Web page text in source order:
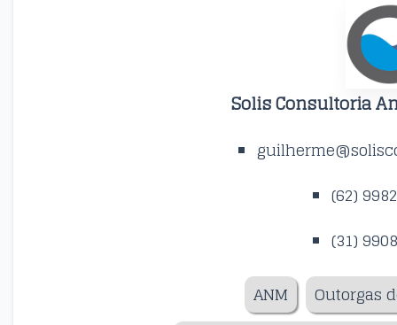
Solis Consultoria
(62)
(31)
ANM
Outorgas